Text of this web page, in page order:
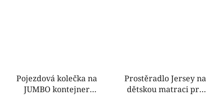
Pojezdová kolečka na
JUMBO kontejner
Prostěradlo Jersey na
dětskou matraci pro